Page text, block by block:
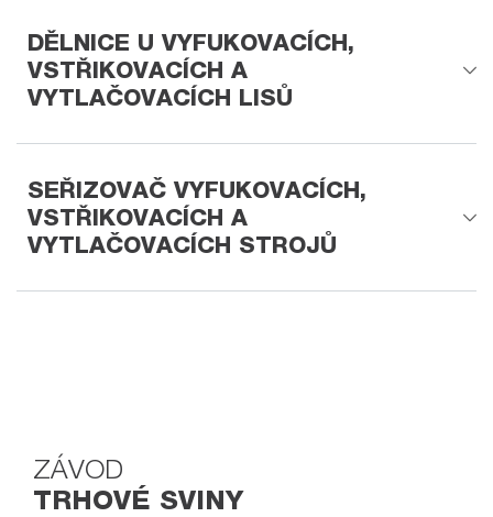
DĚLNICE U VYFUKOVACÍCH,
VSTŘIKOVACÍCH A
VYTLAČOVACÍCH LISŮ
SEŘIZOVAČ VYFUKOVACÍCH,
VSTŘIKOVACÍCH A
VYTLAČOVACÍCH STROJŮ
ZÁVOD
TRHOVÉ SVINY